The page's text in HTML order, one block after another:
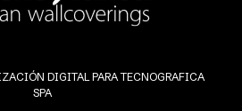
DIGITAL PARA TECNOGRAFICA
SPA